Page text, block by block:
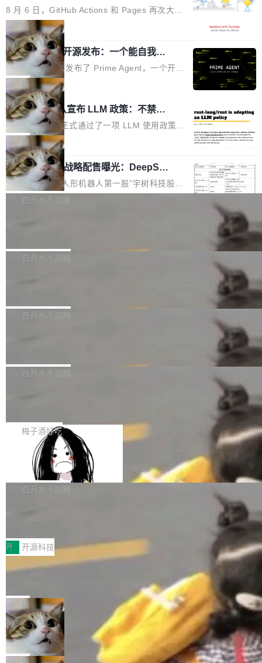
026 的读者：「看了篇 ...
认为最重要的一个——复杂度恰到好处，刚好能
驱动你去学 CuTe，但还没被那些"邪恶的" Hopp
er++ 优化所淹没，足够容易修改和适配。 更关
键的是 FA2 的持久性...
型智能设备的开发、连接与互联提供关键支撑，
也为产业链企业探索产品创新与商业增长打开新
的空间。 8月14日，开源鸿蒙智能硬件开发者日
（OHDD：OpenHarmony Hardware Develope
r Day）将在杭州启航。活动面向智能硬件产业
链企业和开发者，邀请行业专家与资深技术顾
问，围绕开源鸿蒙技术能力、设备适配、芯片适
配、功耗与稳定性调优、兼容性测评及统一互联
等内容展开系统讲解和实战交流，帮助企业进一
步了解开源鸿蒙在智能...
8 月 6 日，GitHub Actions 和 Pages 再次大规
模服务降级，Actions 完全不可用超过 5 小时，
webhook 停发，连自托管 runner 也因调度层故
障无法工作。Pages、Copilot code review、C
opilot coding agent 全部受影响。从检测到完全
恢复，大约 12 小时。 这是 2026 年 8 月的第六
起事故，其中四起与 AI/Copilot 服务相关。 Git
Hub 员工 kdaigle 在 HN 讨论中贴出了一组数
据：2025 年全年 10 亿次 commit。现在，每周
2.75 亿次，全年预计 140 亿次。GitHub...
局
Prime Agent 开源发布：一个能自我改
进的编程 Agent，ARC-AGI 3 超越人类
专家基线
Prime Intellect 发布了 Prime Agent，一个开源
的编程 Agent Harness，核心设计围绕两个抽
象：Recursive Language Model（RLM）和 C
ontinual Harness。在 ARC-AGI 3 基准测试
上，Prime Agent + Opus 5 的组合达到了 95.
5% RHAE Best@1，超过了 ARC 报告的人类专
家基线 95.4%。 不是又一个 coding agent 包装
器 Prime Agent 的架构和市面上大多数 coding
agent 有本质区别。大多数 agent harness 的设
计是基于早期模型的能力—...
局
Rust 项目团队宣布 LLM 政策：不禁
止，但你要承认哪些代码不是你写的
Rust 语言项目正式通过了一项 LLM 使用政策，
覆盖 rust-lang/rust 单一仓库的代码贡献。这不
是项目级别的官方立场，目前由五个团队采纳，
但它可能是主流开源项目中关于 AI 辅助贡献最
细致的一份规则。 政策的核心只有一句话：LLM
可以用来分析、提炼、审阅、建议，但不能用来
不得生成涉及安全性的关键变更，除非作者本身
局
宇树科技 IPO 战略配售曝光：DeepSe
ek 获配 93.3 万股，锁定 36 个月
8月6日晚间，“人形机器人第一股”宇树科技股份
有限公司披露IPO发行价格及战略配售结果，杭
36个月。 公告显示，本次宇树科技战略配售对
员工参与设立的专项资产管理计划。其中，Dee
获配9...
白开水不加糖
Bug fixes and enhancements 修复多次传递同
一个回归问题，该问题导致拉取镜像时会拒绝包
题，该问题可能导致在旧版 Linux 内核...
白开水不加糖
e 孵化器项目管理委员会（IPMC）投票中获得
P）！这一里程碑不仅标志着 Fluss 迈入新的发
白开水不加糖
长期停止内容更新，未能实现其作为“AI版维基百
提交的编辑请求也长期处于待处理状态。 Groki
pedia 于去年底上线，定位为由人工智能生成内
容的百科平台，被马斯克视为传统众包百科网站
维基百科的替代方案。Lawfare 调查发现，无论
热门页面还是低关注度页面，均未出现近期更
白开水不加糖
是这样的：配 MessageSource 的 Bean、写 R
eloadableResourceBundleMessageSource、
声明 LocaleResolver、注册 LocaleChangeInt
erceptor…五六步之后才能看到第一行翻译文
本。 Solon 换了个方式。整个 i18n 模块围绕三
梅子酒好吃
Apache Doris 4.1 全面增强 Iceberg：
支持 UPDATE、MERGE INTO 与 Iceb
erg V3
Apache Doris 4.1 要补齐的，正是缺失的那一
半。在已有查询能力的基础上，Doris 进一步支
常维护操作，并完整支持 Iceberg V3 格式。
白开水不加糖
村国家自主创新示范区会议中心开幕。本届大会
由中关村智联软件服务业质量创新联盟主办，以
“智构可信·质创未来——AI原生时代的质量新范
式”为主题，直面AI从实验室走向规模化产业落地
的核心质量命题。会上，《2026智能研发生产力
工具选型手册》发布，Testin云测的Testin XAge
nt智能测试系统入选AI测试领域代表产品。对CI
O而言，这提示了一个转变：AI测试正在从效率
工具升级为企业的质量基础设施。 CIO面对的新
开 开源科技
让非法状态不可表示：一篇关于 ADT
有一种东西，一旦用过就回不去了。Alex Fedos
eev 管它叫"软件设计的基石"。 他说的东西不新
鲜——代数数据类型（ADT），尤其是和类型
（sum type）。但他说清楚了一件事：这不是类
型系统的学术体操，是日常编码的思维方式。 文
章从一个简单的例子切入。一个网站的深色主题
局
Cloudflare 开源内部企业 AI 平台 Clou
dflare OS
Cloudflare 发布了一个开源项目 Cloudflare O
S。如果你只看官方博客，你会觉得这是又一